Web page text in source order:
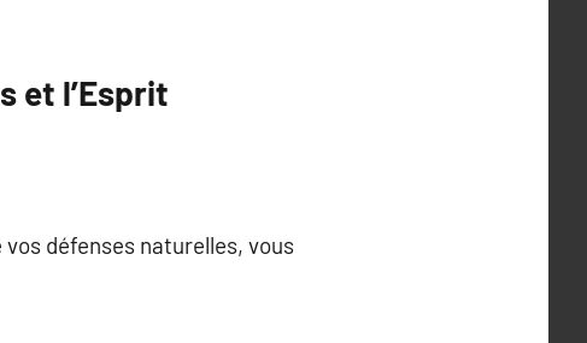
et l’Esprit
défenses naturelles, vous